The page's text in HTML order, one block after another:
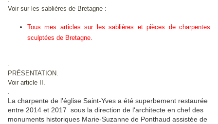
Voir sur les sablières de Bretagne :
Tous mes articles sur les sablières et pièces de charpentes
sculptées de Bretagne.
.
PRÉSENTATION.
Voir article II.
.
La charpente de l'église Saint-Yves a été superbement restaurée
entre 2014 et 2017 sous la direction de l'architecte en chef des
monuments historiques Marie-Suzanne de Ponthaud assistée de